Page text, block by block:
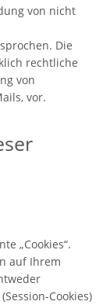
von nicht
Die
rechtliche
von
vor.
„Cookies“.
auf Ihrem
Cookies)